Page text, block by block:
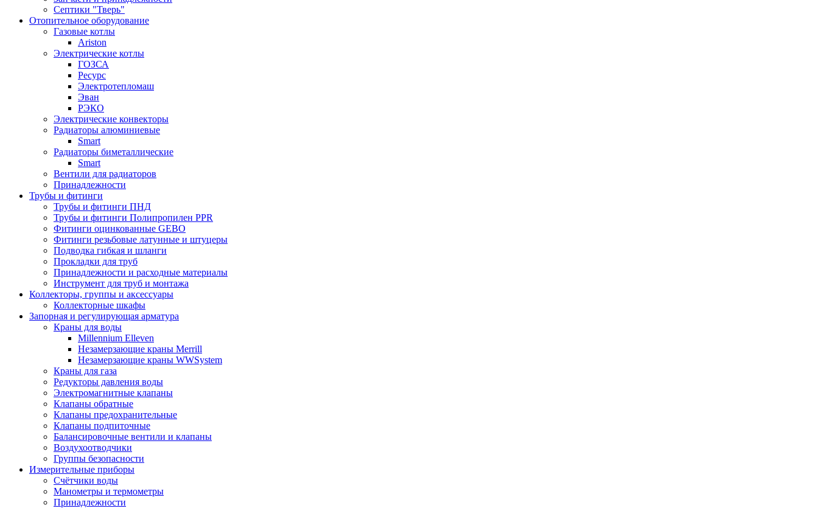
Септики "Тверь"
Отопительное оборудование
Газовые котлы
Ariston
Электрические котлы
ГОЗСА
Ресурс
Электротепломаш
Эван
РЭКО
Электрические конвекторы
Радиаторы алюминиевые
Smart
Радиаторы биметаллические
Smart
Вентили для радиаторов
Принадлежности
Трубы и фитинги
Трубы и фитинги ПНД
Трубы и фитинги Полипропилен PPR
Фитинги оцинкованные GEBO
Фитинги резьбовые латунные и штуцеры
Подводка гибкая и шланги
Прокладки для труб
Принадлежности и расходные материалы
Инструмент для труб и монтажа
Коллекторы, группы и аксессуары
Коллекторные шкафы
Запорная и регулирующая арматура
Краны для воды
Millennium Elleven
Незамерзающие краны Merrill
Незамерзающие краны WWSystem
Краны для газа
Редукторы давления воды
Электромагнитные клапаны
Клапаны обратные
Клапаны предохранительные
Клапаны подпиточные
Балансировочные вентили и клапаны
Воздухоотводчики
Группы безопасности
Измерительные приборы
Счётчики воды
Манометры и термометры
Принадлежности